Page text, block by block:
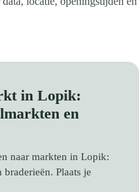
in Lopik:
en
naar markten in Lopik:
Plaats je